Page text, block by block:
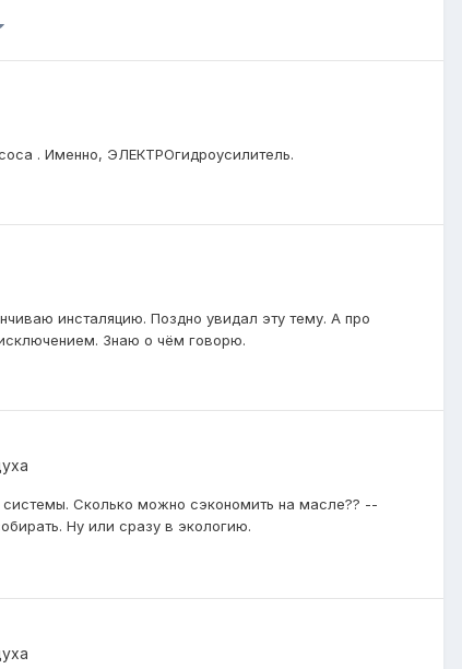
. Именно, ЭЛЕКТРОгидроусилитель.
инсталяцию. Поздно увидал эту тему. А про
Знаю о чём говорю.
системы. Сколько можно сэкономить на масле?? --
Ну или сразу в экологию.